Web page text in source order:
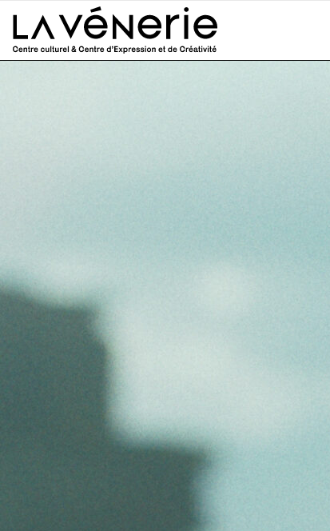
Aller au contenu principal